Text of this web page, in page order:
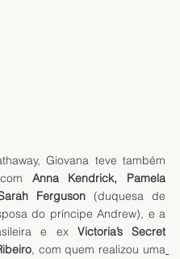
Giovana teve também
Anna Kendrick, Pamela
Ferguson (duquesa de
do príncipe Andrew), e a
e ex Victoria’s Secret
, com quem realizou uma